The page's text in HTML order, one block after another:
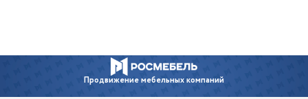
Продвижениемебельных компаний